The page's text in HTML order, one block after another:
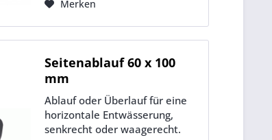
der Vorbehandlung für
Merken
Seitenablauf 60 x 100
mm
Ablauf oder Überlauf für eine
horizontale Entwässerung,
senkrecht oder waagerecht.